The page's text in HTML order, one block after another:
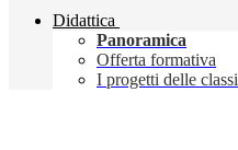
Didattica
Panoramica
Offerta formativa
I progetti delle classi